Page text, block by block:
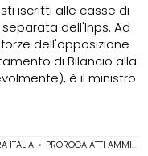
iscritti alle casse di
dell'Inps. Ad
dell'opposizione
di Bilancio alla
è il ministro
ITALIA • PROROGA ATTI AMMINISTRATIVI